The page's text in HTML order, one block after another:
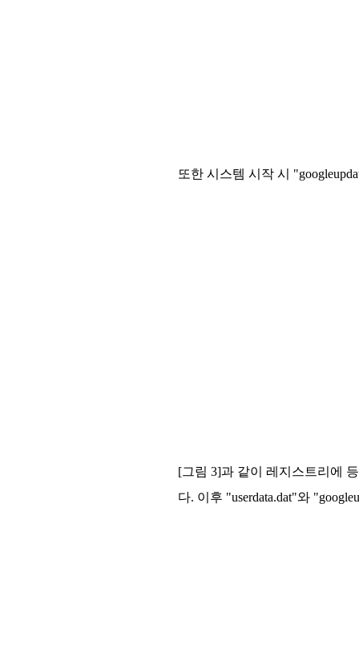
또한 시스템 시작 시
[그림 3]과 같이 레지스트리에
다. 이후 "userdata.dat"와